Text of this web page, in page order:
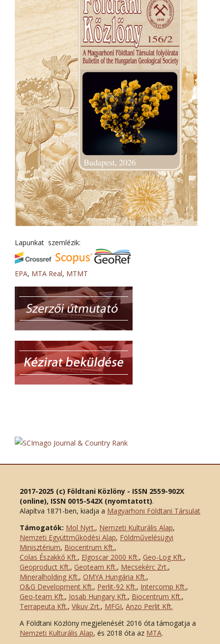
Lapunkat szemlézik:
EPA, MTA Real, MTMT
2017-2025 (c) Földtani Közlöny - ISSN 2559-902X
(online), ISSN 0015-542X (nyomtatott).
Alapítva 1871-ben, kiadja a Magyarhoni Földtani Társulat
Támogatók: Mol Nyrt., Nemzeti Kulturális Alap,
Nemzeti Együttműködési Alap, Földművelésügyi
Minisztérium, Biocentrum Kft.,
Colas Északkő Kft., Elgoscar 2000 Kft., Geo-Log Kft.,
Geoproduct Kft., Geoteam Kft., Mecsekérc Zrt.,
Mineralholding Kft., OMYA Hungária Kft.,
O&G Development Kft., Perlit-92 Kft., Intercomp Kft.,
Geo-team Kft., Josab Hungary Kft., Biocentrum Kft.,
Terrapeuta Kft., Vikuv Zrt., MFGI, Anzo Perlit Kft.
A Földtani Közlöny megjelenését 2016 óta támogatja a
Nemzeti Kulturális Alap, és 2018 óta az MTA.